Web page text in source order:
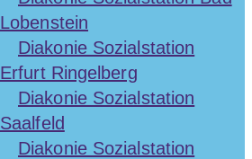
Lobenstein
Diakonie Sozialstation
Erfurt Ringelberg
Diakonie Sozialstation
Saalfeld
Diakonie Sozialstation